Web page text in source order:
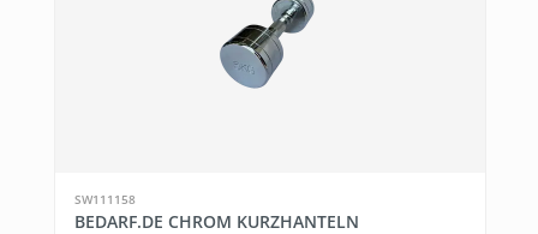
SW111158
BEDARF.DE CHROM KURZHANTELN